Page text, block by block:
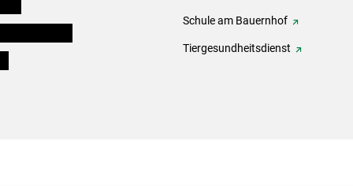
Schule am Bauernhof
Tiergesundheitsdienst